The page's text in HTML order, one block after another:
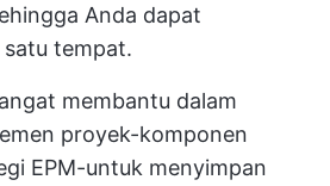
Anda dapat
tempat.
membantu dalam
proyek-komponen
EPM-untuk menyimpan